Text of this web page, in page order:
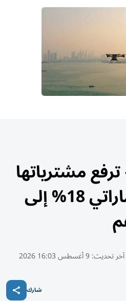
مشترياتها
من المورد الإماراتي 18% إلى
آخر تحديث:9 أغسطس 16:03 2026
شارك